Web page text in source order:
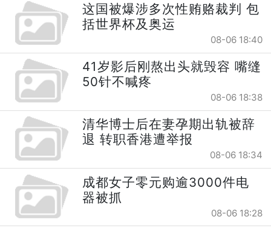
这国被爆涉多次性贿赂裁判 包
括世界杯及奥运
08-06 18:40
41岁影后刚熬出头就毁容 嘴缝
50针不喊疼
08-06 18:38
清华博士后在妻孕期出轨被辞
退 转职香港遭举报
08-06 18:34
成都女子零元购逾3000件电
器被抓
08-06 18:28